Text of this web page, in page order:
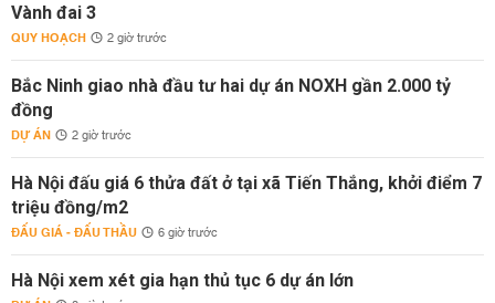
Vành đai 3
QUY HOẠCH 2 giờ trước
Bắc Ninh giao nhà đầu tư hai dự án NOXH gần 2.000 tỷ
đồng
DỰ ÁN 2 giờ trước
Hà Nội đấu giá 6 thửa đất ở tại xã Tiến Thắng, khởi điểm 7
triệu đồng/m2
ĐẤU GIÁ - ĐẤU THẦU 6 giờ trước
Hà Nội xem xét gia hạn thủ tục 6 dự án lớn